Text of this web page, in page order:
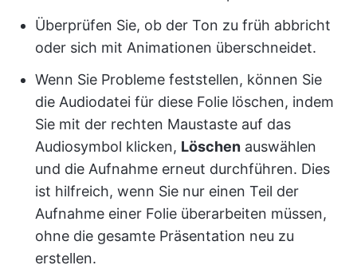
Überprüfen Sie, ob der Ton zu früh abbricht
oder sich mit Animationen überschneidet.
Wenn Sie Probleme feststellen, können Sie
die Audiodatei für diese Folie löschen, indem
Sie mit der rechten Maustaste auf das
Audiosymbol klicken, Löschen auswählen
und die Aufnahme erneut durchführen. Dies
ist hilfreich, wenn Sie nur einen Teil der
Aufnahme einer Folie überarbeiten müssen,
ohne die gesamte Präsentation neu zu
erstellen.